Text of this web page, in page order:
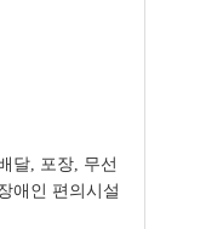
달, 포장, 무선
애인 편의시설